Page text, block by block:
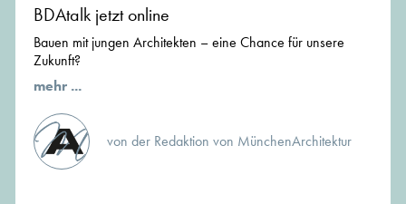
BDAtalk jetzt online
Bauen mit jungen Architekten – eine Chance für unsere
Zukunft?
mehr ...
von der Redaktion von MünchenArchitektur